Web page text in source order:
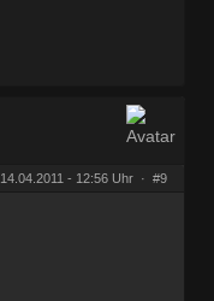
14.04.2011 - 12:56 Uhr · #9